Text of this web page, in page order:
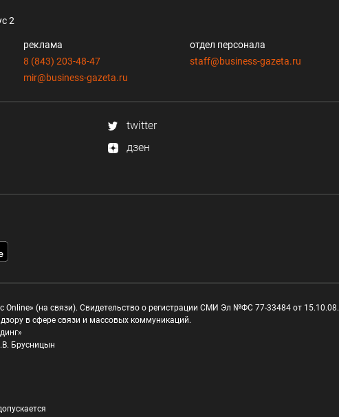
2
реклама
8 (843) 203-48-47
mir@business-gazeta.ru
отдел персонала
staff@business-gazeta.ru
twitter
дзен
Online» (на связи). Свидетельство о регистрации СМИ Эл №ФС 77-33484 от 15.10.08.
в сфере связи и массовых коммуникаций.
Брусницын